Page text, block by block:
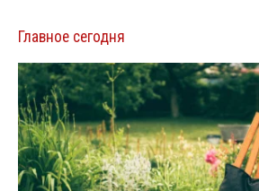
Главное сегодня